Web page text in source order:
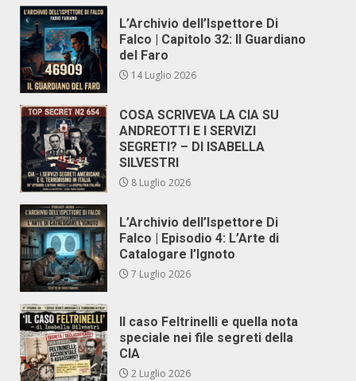
L’Archivio dell’Ispettore Di
Falco | Capitolo 32: Il Guardiano
del Faro
14 Luglio 2026
COSA SCRIVEVA LA CIA SU
ANDREOTTI E I SERVIZI
SEGRETI? – DI ISABELLA
SILVESTRI
8 Luglio 2026
L’Archivio dell’Ispettore Di
Falco | Episodio 4: L’Arte di
Catalogare l’Ignoto
7 Luglio 2026
Il caso Feltrinelli e quella nota
speciale nei file segreti della
CIA
2 Luglio 2026